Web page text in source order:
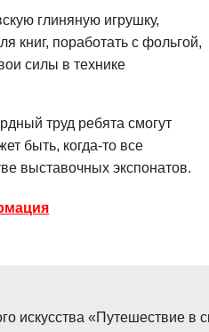
глиняную игрушку,
книг, поработать с фольгой,
силы в технике
труд ребята смогут
быть, когда-то все
выставочных экспонатов.
искусства «Путешествие в